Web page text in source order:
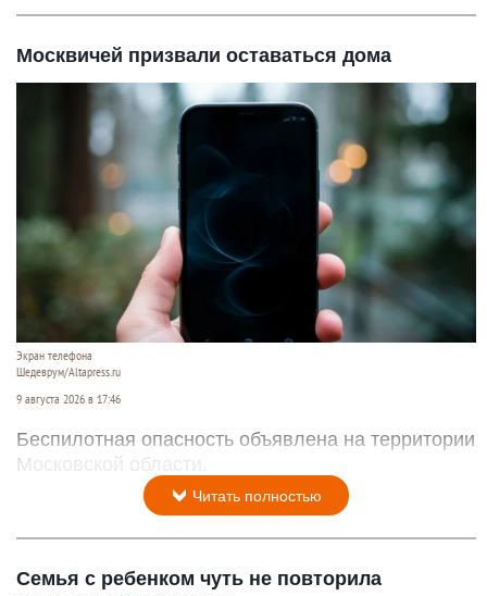
Москвичей призвали оставаться дома
Экран телефона
Шедеврум/Altapress.ru
9 августа 2026 в 17:46
Беспилотная опасность объявлена на территории
Московской области.
Читать полностью
Семья с ребенком чуть не повторила